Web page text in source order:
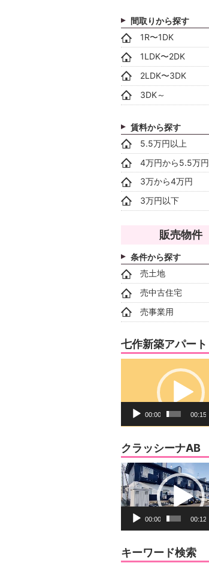
間取りから探す
1R〜1DK
1LDK〜2DK
2LDK〜3DK
3DK～
賃料から探す
5.5万円以上
4万円から5.5万円
3万から4万円
3万円以下
販売物件
条件から探す
売土地
売中古住宅
売事業用
七作新築アパート
ー
00:00 00:15
クラッシーナAB
動
画
プ
ー
00:00 00:12
キーワード検索